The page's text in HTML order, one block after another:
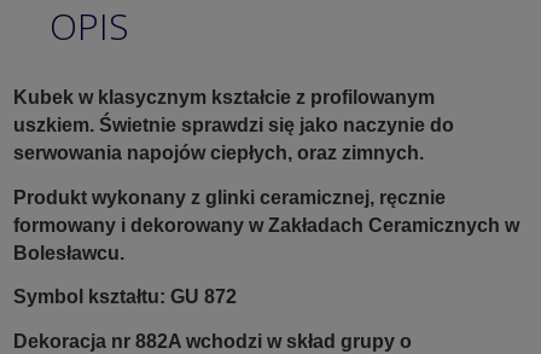
OPIS
Kubek w klasycznym kształcie z profilowanym
uszkiem. Świetnie sprawdzi się jako naczynie do
serwowania napojów ciepłych, oraz zimnych.
Produkt wykonany z glinki ceramicznej, ręcznie
formowany i dekorowany w Zakładach Ceramicznych w
Bolesławcu.
Symbol kształtu: GU 872
Dekoracja nr 882A wchodzi w skład grupy o